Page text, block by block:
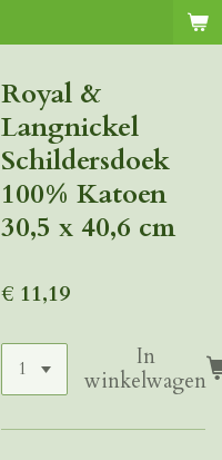
Royal &
Langnickel
Schildersdoek
100% Katoen
30,5 x 40,6 cm
€ 11,19
In
winkelwagen